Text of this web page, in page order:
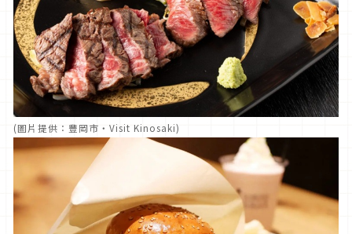
(圖片提供：豐岡市・Visit Kinosaki)